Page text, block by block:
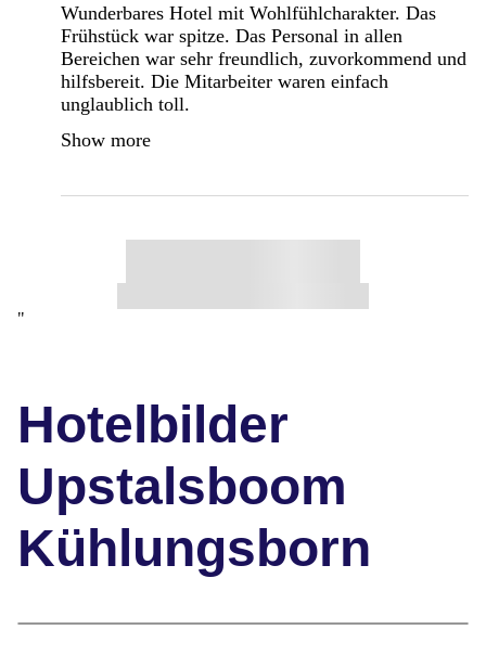
Wunderbares Hotel mit Wohlfühlcharakter. Das
Frühstück war spitze. Das Personal in allen
Bereichen war sehr freundlich, zuvorkommend und
hilfsbereit. Die Mitarbeiter waren einfach
unglaublich toll.
Show more
"
Hotelbilder
Upstalsboom
Kühlungsborn